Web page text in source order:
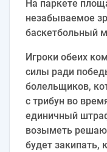
На паркете
незабываемое
баскетбольный
Игроки обеих
силы ради
болельщиков,
с трибун во
единичный
возыметь
будет закипать,